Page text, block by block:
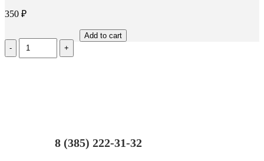
350 ₽
Количество
Ролик
Add to cart
8 (385) 222-31-32